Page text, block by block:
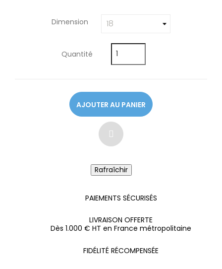
Dimension
Quantité
AJOUTER AU PANIER
PAIEMENTS SÉCURISÉS
LIVRAISON OFFERTE
Dès 1.000 € HT en France métropolitaine
FIDÉLITÉ RÉCOMPENSÉE